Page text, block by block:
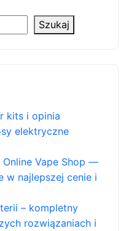
Szukaj
kits i opinia
elektryczne
Vape Shop —
w najlepszej cenie i
– kompletny
rozwiązaniach i